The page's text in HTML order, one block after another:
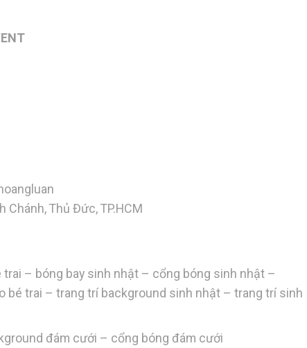
Chánh, Thủ Đức, TP.HCM
– bóng bay sinh nhật – cổng bóng sinh nhật –
bé trai – trang trí background sinh nhật – trang trí sinh
đám cưới – cổng bóng đám cưới